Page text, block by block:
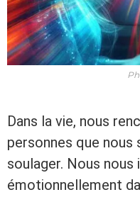
Dans la vie, nous
personnes que nous
soulager. Nous nous
émotionnellement